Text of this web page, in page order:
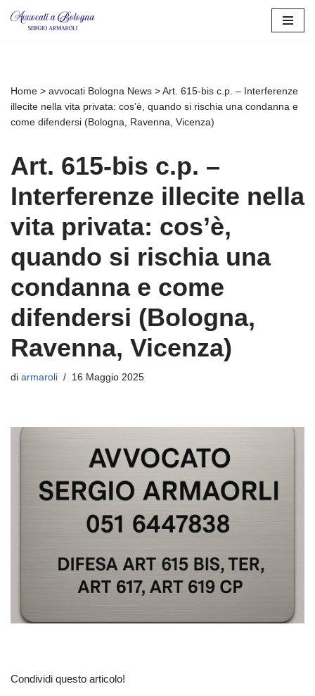
Home > avvocati Bologna News >Art. 615-bis c.p. – Interferenze
illecite nella vita privata: cos’è, quando si rischia una condanna e
come difendersi (Bologna, Ravenna, Vicenza)
Art. 615-bis c.p. –
Interferenze illecite nella
vita privata: cos’è,
quando si rischia una
condanna e come
difendersi (Bologna,
Ravenna, Vicenza)
di armaroli 16 Maggio 2025
Condividi questo articolo!